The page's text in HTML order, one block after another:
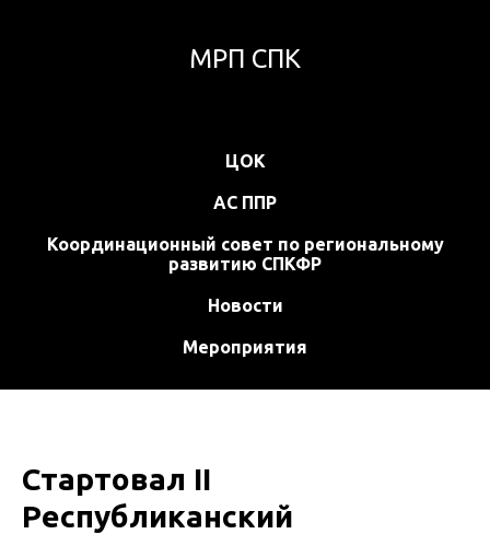
МРП СПК
ЦОК
АС ППР
Координационный совет по региональному
развитию СПКФР
Новости
Мероприятия
Стартовал II
Республиканский